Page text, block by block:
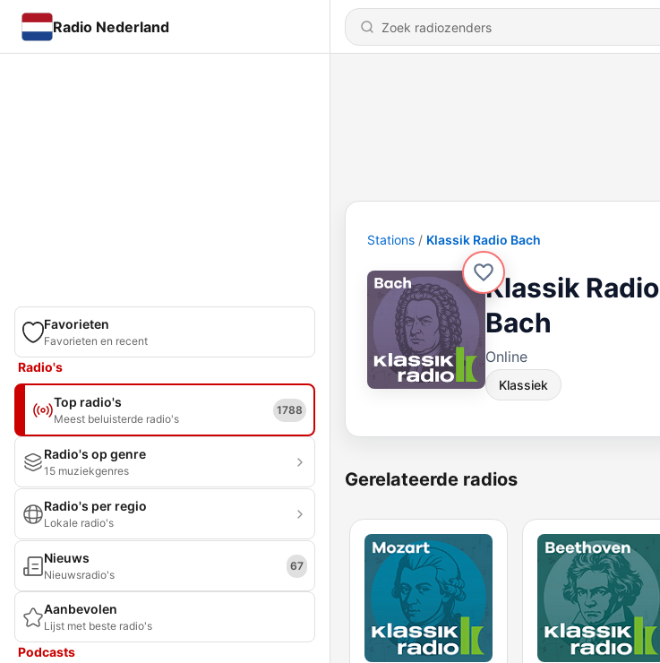
Radio Nederland
Favorieten
Favorieten en recent
Radio's
Top radio's
Meest beluisterde radio's
1788
Radio's op genre
15 muziekgenres
Radio's per regio
Lokale radio's
Nieuws
Nieuwsradio's
67
Aanbevolen
Lijst met beste radio's
Podcasts
Stations Klassik Radio Bach
Klassik Radio
Bach
Online
Klassiek
Gerelateerde radios